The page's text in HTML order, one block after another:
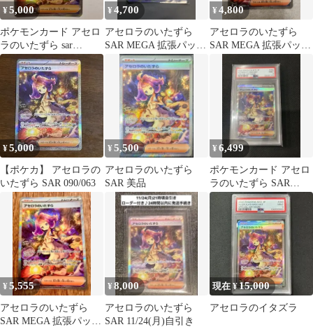
¥5,000
ポケモンカード アセロ
ラのいたずら sar
090/063 ②
¥4,700
アセロラのいたずら
SAR MEGA 拡張パック
メガシンフォニア
¥4,800
アセロラのいたずら
SAR MEGA 拡張パック
¥5,000
【ポケカ】 アセロラの
いたずら SAR 090/063
¥5,500
アセロラのいたずら
SAR 美品
¥6,499
ポケモンカード アセロ
ラのいたずら SAR
PSA9
¥5,555
アセロラのいたずら
SAR MEGA 拡張パック
¥8,000
アセロラのいたずら
SAR 11/24(月)自引き
現在 ¥15,000
アセロラのイタズラ